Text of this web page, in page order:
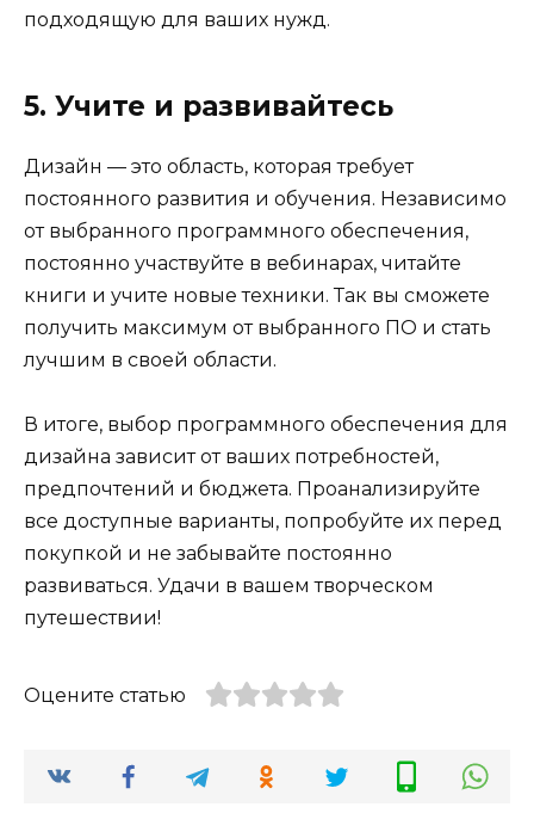
подходящую для ваших нужд.
5. Учите и развивайтесь
Дизайн — это область, которая требует
постоянного развития и обучения. Независимо
от выбранного программного обеспечения,
постоянно участвуйте в вебинарах, читайте
книги и учите новые техники. Так вы сможете
получить максимум от выбранного ПО и стать
лучшим в своей области.
В итоге, выбор программного обеспечения для
дизайна зависит от ваших потребностей,
предпочтений и бюджета. Проанализируйте
все доступные варианты, попробуйте их перед
покупкой и не забывайте постоянно
развиваться. Удачи в вашем творческом
путешествии!
Оцените статью